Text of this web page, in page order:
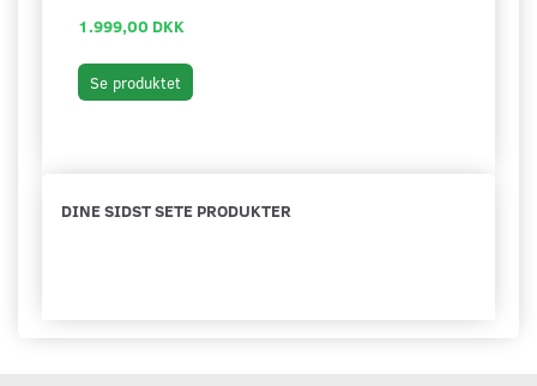
1.999,00 DKK
Se produktet
DINE SIDST SETE PRODUKTER